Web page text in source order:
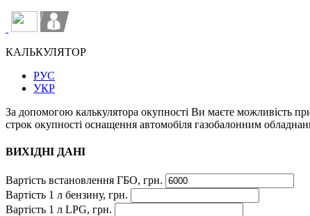
КАЛЬКУЛЯТОР
РУС
УКР
За допомогою калькулятора окупності Ви маєте можливість
строк окупності оснащення автомобіля газобалонним
ВИХІДНІ ДАНІ
Вартість встановлення ГБО, грн.
Вартість 1 л бензину, грн.
Вартість 1 л LPG, грн.